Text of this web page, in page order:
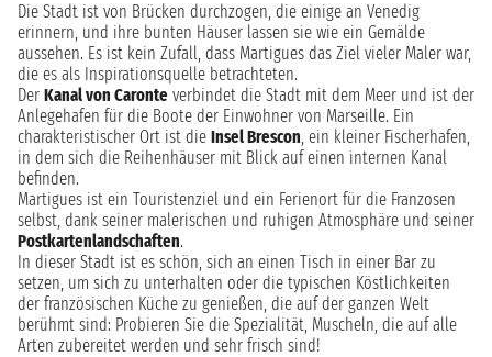
Die Stadt ist von Brücken durchzogen, die einige an Venedig
erinnern, und ihre bunten Häuser lassen sie wie ein Gemälde
aussehen. Es ist kein Zufall, dass Martigues das Ziel vieler Maler war,
die es als Inspirationsquelle betrachteten.
Der Kanal von Caronte verbindet die Stadt mit dem Meer und ist der
Anlegehafen für die Boote der Einwohner von Marseille. Ein
charakteristischer Ort ist die Insel Brescon, ein kleiner Fischerhafen,
in dem sich die Reihenhäuser mit Blick auf einen internen Kanal
befinden.
Martigues ist ein Touristenziel und ein Ferienort für die Franzosen
selbst, dank seiner malerischen und ruhigen Atmosphäre und seiner
Postkartenlandschaften.
In dieser Stadt ist es schön, sich an einen Tisch in einer Bar zu
setzen, um sich zu unterhalten oder die typischen Köstlichkeiten
der französischen Küche zu genießen, die auf der ganzen Welt
berühmt sind: Probieren Sie die Spezialität, Muscheln, die auf alle
Arten zubereitet werden und sehr frisch sind!